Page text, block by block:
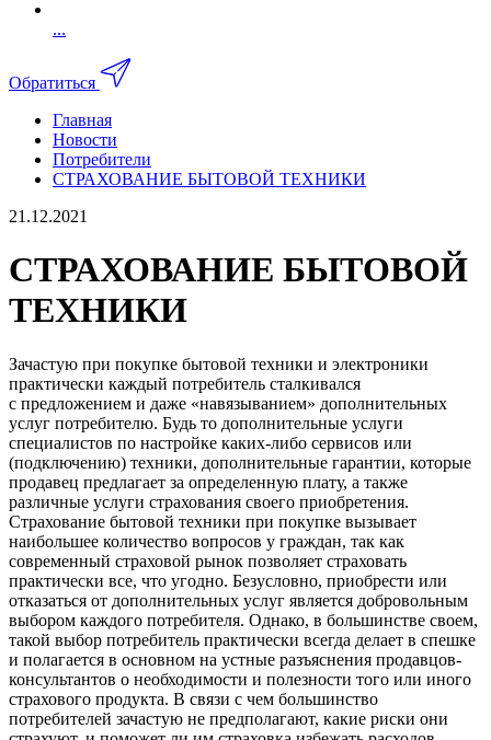
...
Обратиться
Главная
Новости
Потребители
СТРАХОВАНИЕ БЫТОВОЙ ТЕХНИКИ
21.12.2021
СТРАХОВАНИЕ БЫТОВОЙ
ТЕХНИКИ
Зачастую при покупке бытовой техники и электроники
практически каждый потребитель сталкивался
с предложением и даже «навязыванием» дополнительных
услуг потребителю. Будь то дополнительные услуги
специалистов по настройке каких-либо сервисов или
(подключению) техники, дополнительные гарантии, которые
продавец предлагает за определенную плату, а также
различные услуги страхования своего приобретения.
Страхование бытовой техники при покупке вызывает
наибольшее количество вопросов у граждан, так как
современный страховой рынок позволяет страховать
практически все, что угодно. Безусловно, приобрести или
отказаться от дополнительных услуг является добровольным
выбором каждого потребителя. Однако, в большинстве своем,
такой выбор потребитель практически всегда делает в спешке
и полагается в основном на устные разъяснения продавцов-
консультантов о необходимости и полезности того или иного
страхового продукта. В связи с чем большинство
потребителей зачастую не предполагают, какие риски они